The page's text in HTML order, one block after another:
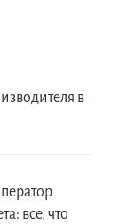
в
все, что